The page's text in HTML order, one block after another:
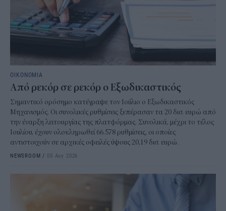
ΟΙΚΟΝΟΜΙΑ
Από ρεκόρ σε ρεκόρ ο Εξωδικαστικός
Σημαντικό ορόσημο κατέγραψε τον Ιούλιο ο Εξωδικαστικός
Μηχανισμός. Οι συνολικές ρυθμίσεις ξεπέρασαν τα 20 δισ. ευρώ από
την έναρξη λειτουργίας της πλατφόρμας. Συνολικά, μέχρι το τέλος
Ιουλίου, έχουν ολοκληρωθεί 66.578 ρυθμίσεις, οι οποίες
αντιστοιχούν σε αρχικές οφειλές ύψους 20,19 δισ. ευρώ.
NEWSROOM / 05 Αυγ 2026